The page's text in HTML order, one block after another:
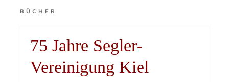
BÜCHER
75 Jahre Segler-
Vereinigung Kiel